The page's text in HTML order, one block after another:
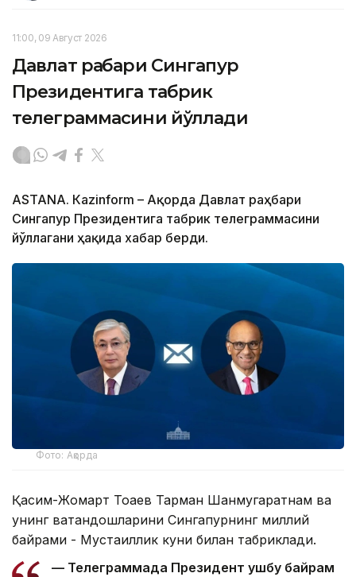
11:00, 09 Август 2026
Давлат раҳбари Сингапур
Президентига табрик
телеграммасини йўллади
ASTANА. Кazinform – Ақорда Давлат раҳбари
Сингапур Президентига табрик телеграммасини
йўллагани ҳақида хабар берди.
Фото: Ақорда
Қасим-Жомарт Тоқаев Тарман Шанмугаратнам ва
унинг ватандошларини Сингапурнинг миллий
байрами - Мустақиллик куни билан табриклади.
— Телеграммада Президент ушбу байрам